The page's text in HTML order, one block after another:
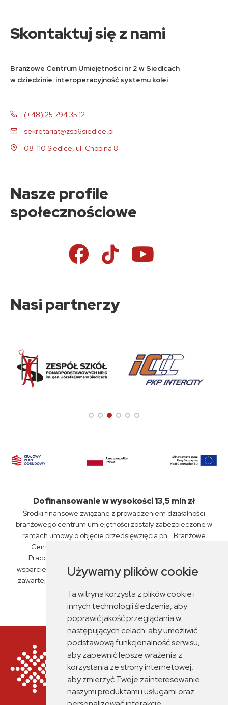
Używamy plików cookie
Ta witryna korzysta z plików cookie i
innych technologii śledzenia, aby
poprawić jakość przeglądania w
następujących celach:aby umożliwić
podstawową funkcjonalność serwisu,
aby zapewnić lepsze wrażenia z
korzystania ze strony internetowej,
aby zmierzyć Twoje zainteresowanie
naszymi produktami i usługami oraz
Skontaktuj się z nami
Branżowe Centrum Umiejętności nr 2 w Siedlcach
w dziedzinie: interoperacyjność systemu kolei
(+48) 25 794 35 12
sekretariat@zsp6siedlce.pl
08-110 Siedlce, ul. Chopina 8
Nasze profile
społecznościowe
Nasi partnerzy
Dofinansowanie w wysokości 13,5 mln zł
Środki finansowe związane z prowadzeniem działalności
branżowego centrum umiejętności zostały zabezpieczone w
ramach umowy o objęcie przedsięwzięcia pn. „Branżowe
Centrum Umiejętności „PKP Intercity” S.A., Związku
Pracodawców Kolejowych oraz ZSP nr 6 w Siedlcach"
wsparciem z planu rozwojowego nr KPO/22/1/BCU/U/0029,
zawartej przez Miasto Siedlce z Fundacją Rozwoju Systemu
Edukacji dnia 14 czerwca 2023 r.